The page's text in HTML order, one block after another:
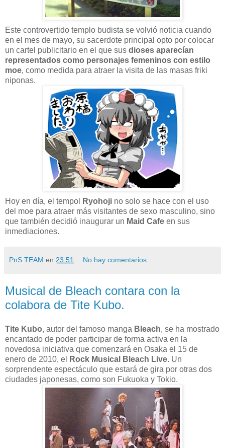
Este controvertido templo budista se volvió noticia cuando
en el mes de mayo, su sacerdote principal opto por colocar
un cartel publicitario en el que sus dioses aparecían
representados como personajes femeninos con estilo
moe, como medida para atraer la visita de las masas friki
niponas.
Hoy en día, el tempol Ryohoji no solo se hace con el uso
del moe para atraer más visitantes de sexo masculino, sino
que también decidió inaugurar un Maid Cafe en sus
inmediaciones.
PnS TEAM en 23:51 No hay comentarios:
Musical de Bleach contara con la
colabora de Tite Kubo.
Tite Kubo, autor del famoso manga Bleach, se ha mostrado
encantado de poder participar de forma activa en la
novedosa iniciativa que comenzará en Osaka el 15 de
enero de 2010, el
Rock Musical Bleach Live. Un
sorprendente espectáculo que estará de gira por otras dos
ciudades japonesas, como son Fukuoka y Tokio.